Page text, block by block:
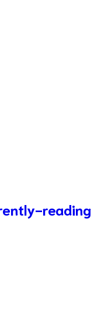
reading